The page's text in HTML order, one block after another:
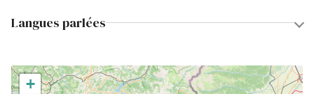
Langues parlées
+